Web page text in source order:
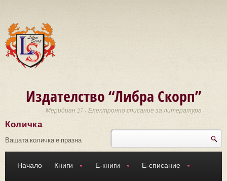
Издателство “Либра Скорп”
Меридиан 27 - Електронно списание за литература
Търси
Количка
Вашата количка е празна
Начало Книги Е-книги Е-списание